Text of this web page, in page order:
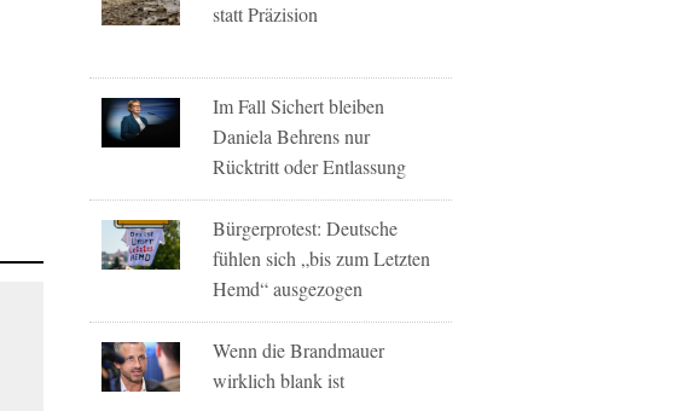
statt Präzision
Im Fall Sichert bleiben
Daniela Behrens nur
Rücktritt oder Entlassung
Bürgerprotest: Deutsche
fühlen sich „bis zum Letzten
Hemd“ ausgezogen
Wenn die Brandmauer
wirklich blank ist